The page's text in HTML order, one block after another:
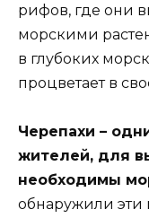
рифов, где они
морскими
в глубоких
процветает в
Черепахи –
жителей, для
необходимы
обнаружили эти